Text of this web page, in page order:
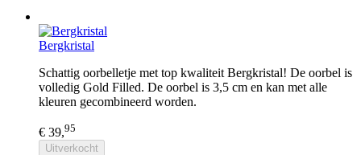
Bergkristal
Schattig oorbelletje met top kwaliteit Bergkristal! De oorbel is
volledig Gold Filled. De oorbel is 3,5 cm en kan met alle
kleuren gecombineerd worden.
€ 39,95
Uitverkocht